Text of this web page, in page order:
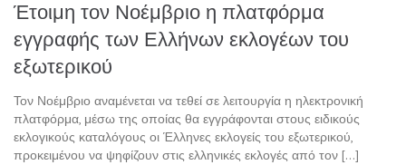
Έτοιμη τον Νοέμβριο η πλατφόρμα
εγγραφής των Ελλήνων εκλογέων του
εξωτερικού
Τον Νοέμβριο αναμένεται να τεθεί σε λειτουργία η ηλεκτρονική
πλατφόρμα, μέσω της οποίας θα εγγράφονται στους ειδικούς
εκλογικούς καταλόγους οι Έλληνες εκλογείς του εξωτερικού,
προκειμένου να ψηφίζουν στις ελληνικές εκλογές από τον […]